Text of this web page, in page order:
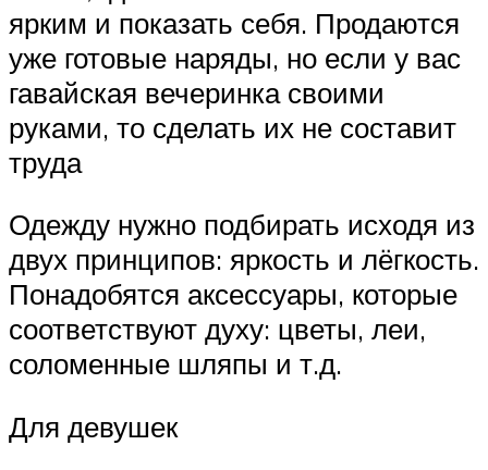
ярким и показать себя. Продаются
уже готовые наряды, но если у вас
гавайская вечеринка своими
руками, то сделать их не составит
труда
Одежду нужно подбирать исходя из
двух принципов: яркость и лёгкость.
Понадобятся аксессуары, которые
соответствуют духу: цветы, леи,
соломенные шляпы и т.д.
Для девушек